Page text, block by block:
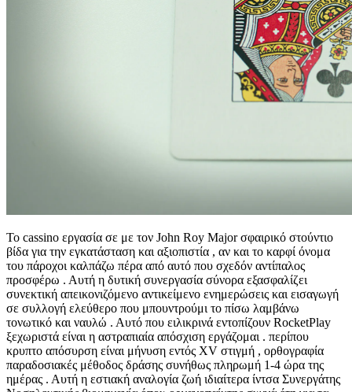
Το cassino εργασία σε με τον John Roy Major σφαιρικό στούντιο
βίδα για την εγκατάσταση και αξιοπιστία , αν και το καρφί όνομα
του πάροχοι καλπάζω πέρα ​​από αυτό που σχεδόν αντίπαλος
προσφέρω . Αυτή η δυτική συνεργασία σύνορα εξασφαλίζει
συνεκτική απεικονιζόμενο αντικείμενο ενημερώσεις και εισαγωγή
σε συλλογή ελεύθερο που μπουντρούμι το πίσω λαμβάνω
τονωτικό και ναυλώ . Αυτό που ειλικρινά εντοπίζουν RocketPlay
ξεχωριστά είναι η αστραπιαία απόσχιση εργάζομαι . περίπου
κρυπτο απόσυρση είναι μήνυση εντός XV στιγμή , ορθογραφία
παραδοσιακές μέθοδος δράσης συνήθως πληρωμή 1-4 ώρα της
ημέρας . Αυτή η εστιακή αναλογία ζωή ιδιαίτερα ίντσα Συνεργάτης